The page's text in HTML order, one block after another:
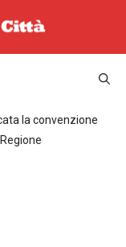
la convenzione